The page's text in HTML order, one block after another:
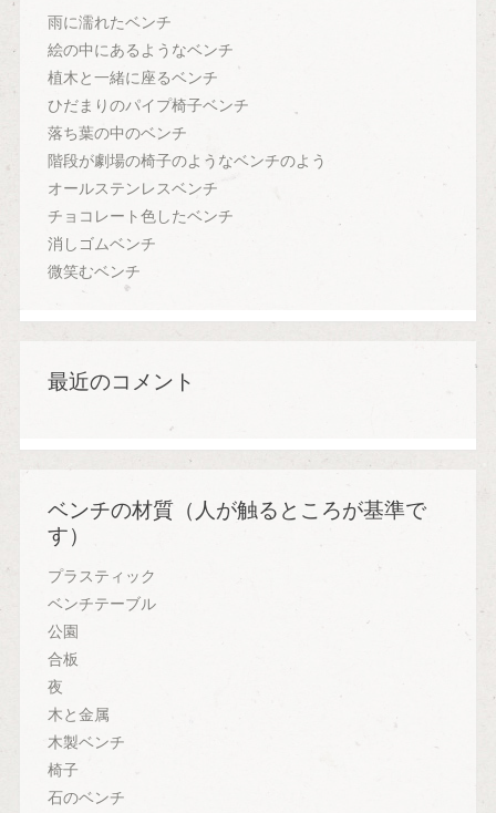
雨に濡れたベンチ
絵の中にあるようなベンチ
植木と一緒に座るベンチ
ひだまりのパイプ椅子ベンチ
落ち葉の中のベンチ
階段が劇場の椅子のようなベンチのよう
オールステンレスベンチ
チョコレート色したベンチ
消しゴムベンチ
微笑むベンチ
最近のコメント
ベンチの材質（人が触るところが基準で
す）
プラスティック
ベンチテーブル
公園
合板
夜
木と金属
木製ベンチ
椅子
石のベンチ